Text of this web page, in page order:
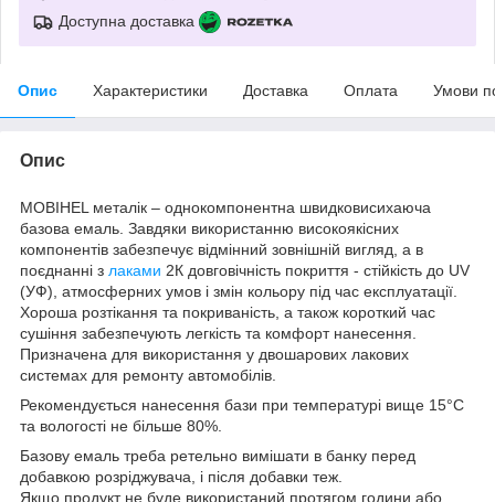
Доступна доставка
Опис Характеристики Доставка Оплата Умови
Опис
MOBIHEL металік – однокомпонентна швидковисихаюча
базова емаль. Завдяки використанню високоякісних
компонентів забезпечує відмінний зовнішній вигляд, а в
поєднанні з лаками 2К довговічність покриття - стійкість до UV
(УФ), атмосферних умов і змін кольору під час експлуатації.
Хороша розтікання та покриваність, а також короткий час
сушіння забезпечують легкість та комфорт нанесення.
Призначена для використання у двошарових лакових
системах для ремонту автомобілів.
Рекомендується нанесення бази при температурі вище 15°C
та вологості не більше 80%.
Базову емаль треба ретельно вимішати в банку перед
добавкою розріджувача, і після добавки теж.
Якщо продукт не буде використаний протягом години або